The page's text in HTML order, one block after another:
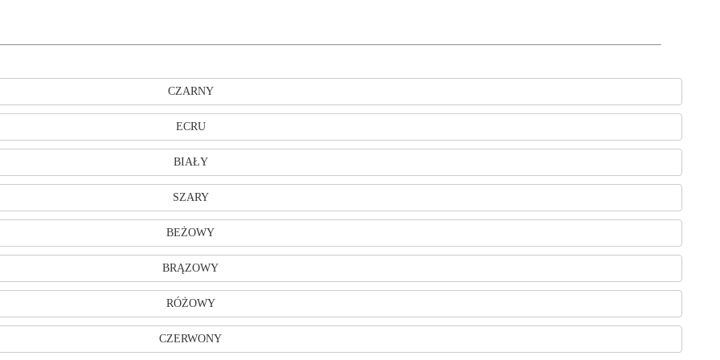
CZARNY
ECRU
BIAŁY
SZARY
BEŻOWY
BRĄZOWY
RÓŻOWY
CZERWONY